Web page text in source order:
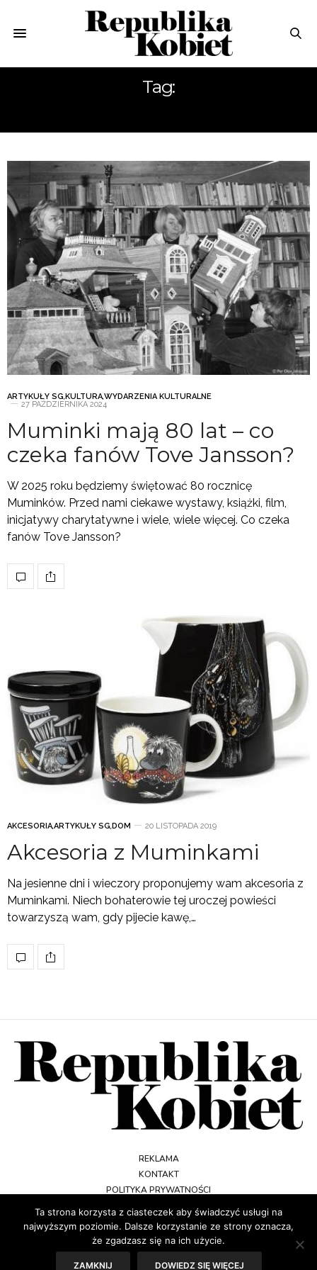
Tag:
ARTYKUŁY SG,KULTURA,WYDARZENIA KULTURALNE
27 PAŹDZIERNIKA 2024
Muminki mają 80 lat – co
czeka fanów Tove Jansson?
W 2025 roku będziemy świętować 80 rocznicę
Muminków. Przed nami ciekawe wystawy, książki, film,
inicjatywy charytatywne i wiele, wiele więcej. Co czeka
fanów Tove Jansson?
AKCESORIA,ARTYKUŁY SG,DOM 20 LISTOPADA 2019
Akcesoria z Muminkami
Na jesienne dni i wieczory proponujemy wam akcesoria z
Muminkami. Niech bohaterowie tej uroczej powieści
towarzyszą wam, gdy pijecie kawę,…
REKLAMA
KONTAKT
POLITYKA PRYWATNOŚCI
Ta strona korzysta z ciasteczek aby świadczyć usługi na
najwyższym poziomie. Dalsze korzystanie ze strony oznacza,
że zgadzasz się na ich użycie.
ZAMKNIJ DOWIEDZ SIĘ WIĘCEJ